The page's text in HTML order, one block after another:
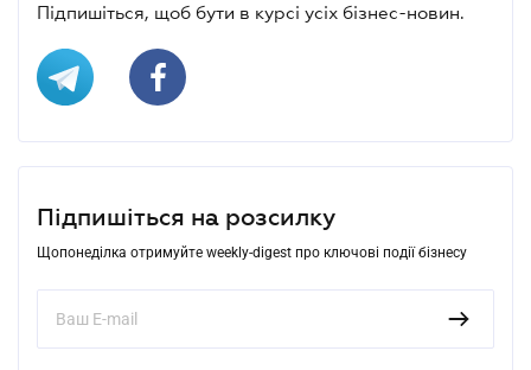
Підпишіться, щоб бути в курсі усіх бізнес-новин.
Підпишіться на розсилку
Щопонеділка отримуйте weekly-digest про ключові події бізнесу